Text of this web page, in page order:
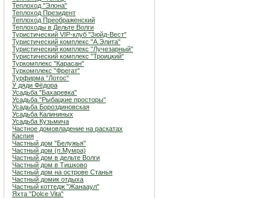
Теплоход "Элона"
Теплоход Президент
Теплоход Преображенский
Теплоходы в Дельте Волги
Туристический VIP-клуб "Зюйд-Вест"
Туристический комплекс "А.Элита"
Туристический комплекс "Лучезарный"
Туристический комплекс "Троицкий"
Туркомплекс "Карасан"
Туркомплекс "Фрегат"
Турфирма "Лотос"
У дяди Фёдора
Усадьба "Бахаревка"
Усадьба "Рыбацкие просторы"
Усадьба Бороздиновская
Усадьба Калининых
Усадьба Кузьмича
Частное домовладение на раскатах
Каспия
Частный дом "Белужья"
Частный дом (п.Мумра)
Частный дом в дельте Волги
Частный дом в Тишково
Частный дом на острове Станья
Частный домик отдыха
Частный коттедж "Жанааул"
Яхта "Dolce Vita"